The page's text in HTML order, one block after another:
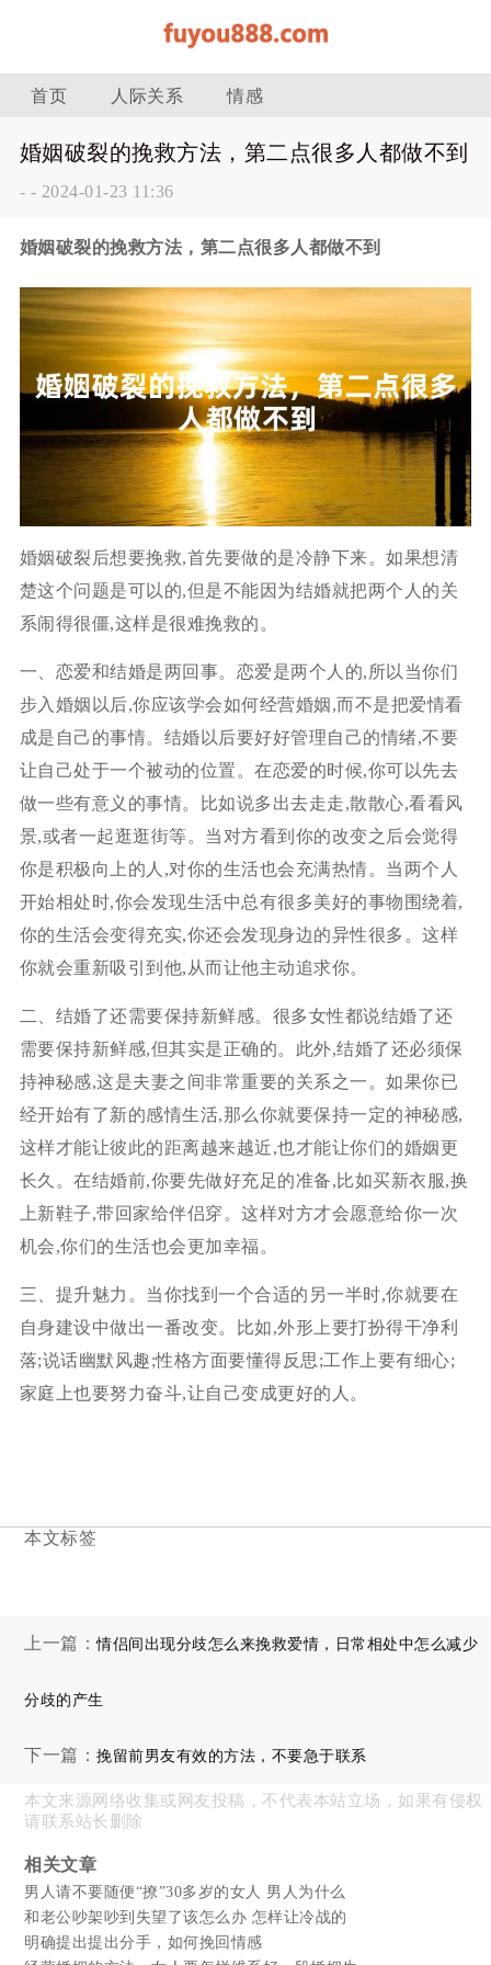
首页 人际关系 情感
婚姻破裂的挽救方法，第二点很多人都做不到
- - 2024-01-23 11:36
婚姻破裂的挽救方法，第二点很多人都做不到
婚姻破裂后想要挽救,首先要做的是冷静下来。如果想清
楚这个问题是可以的,但是不能因为结婚就把两个人的关
系闹得很僵,这样是很难挽救的。
一、恋爱和结婚是两回事。恋爱是两个人的,所以当你们
步入婚姻以后,你应该学会如何经营婚姻,而不是把爱情看
成是自己的事情。结婚以后要好好管理自己的情绪,不要
让自己处于一个被动的位置。在恋爱的时候,你可以先去
做一些有意义的事情。比如说多出去走走,散散心,看看风
景,或者一起逛逛街等。当对方看到你的改变之后会觉得
你是积极向上的人,对你的生活也会充满热情。当两个人
开始相处时,你会发现生活中总有很多美好的事物围绕着,
你的生活会变得充实,你还会发现身边的异性很多。这样
你就会重新吸引到他,从而让他主动追求你。
二、结婚了还需要保持新鲜感。很多女性都说结婚了还
需要保持新鲜感,但其实是正确的。此外,结婚了还必须保
持神秘感,这是夫妻之间非常重要的关系之一。如果你已
经开始有了新的感情生活,那么你就要保持一定的神秘感,
这样才能让彼此的距离越来越近,也才能让你们的婚姻更
长久。在结婚前,你要先做好充足的准备,比如买新衣服,换
上新鞋子,带回家给伴侣穿。这样对方才会愿意给你一次
机会,你们的生活也会更加幸福。
三、提升魅力。当你找到一个合适的另一半时,你就要在
自身建设中做出一番改变。比如,外形上要打扮得干净利
落;说话幽默风趣;性格方面要懂得反思;工作上要有细心;
家庭上也要努力奋斗,让自己变成更好的人。
本文标签
上一篇：情侣间出现分歧怎么来挽救爱情，日常相处中怎么减少
分歧的产生
下一篇：挽留前男友有效的方法，不要急于联系
本文来源网络收集或网友投稿，不代表本站立场，如果有侵权
请联系站长删除
相关文章
男人请不要随便“撩”30多岁的女人 男人为什么
和老公吵架吵到失望了该怎么办 怎样让冷战的
明确提出提出分手，如何挽回情感